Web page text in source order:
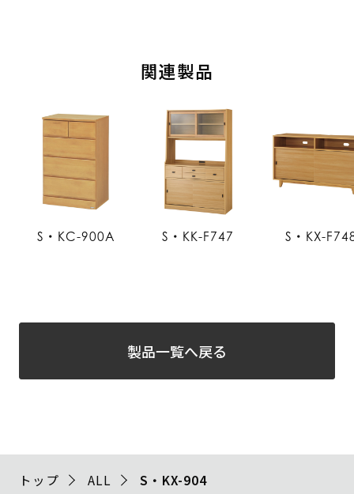
関連製品
S・KC-900A S・KK-F747 S・KX-
製品一覧へ戻る
トップ ALL S・KX-904